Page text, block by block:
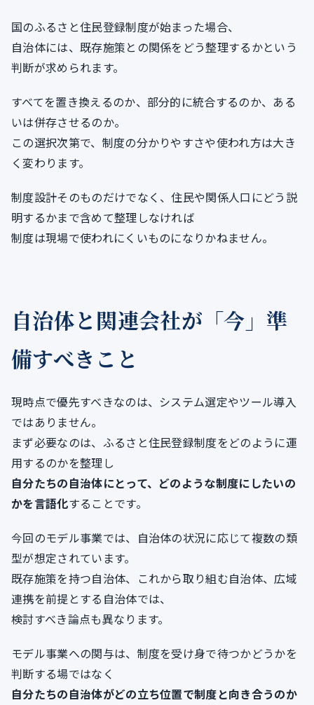
国のふるさと住民登録制度が始まった場合、
自治体には、既存施策との関係をどう整理するかという
判断が求められます。
すべてを置き換えるのか、部分的に統合するのか、ある
いは併存させるのか。
この選択次第で、制度の分かりやすさや使われ方は大き
く変わります。
制度設計そのものだけでなく、住民や関係人口にどう説
明するかまで含めて整理しなければ
制度は現場で使われにくいものになりかねません。
自治体と関連会社が「今」準
備すべきこと
現時点で優先すべきなのは、システム選定やツール導入
ではありません。
まず必要なのは、ふるさと住民登録制度をどのように運
用するのかを整理し
自分たちの自治体にとって、どのような制度にしたいの
かを言語化することです。
今回のモデル事業では、自治体の状況に応じて複数の類
型が想定されています。
既存施策を持つ自治体、これから取り組む自治体、広域
連携を前提とする自治体では、
検討すべき論点も異なります。
モデル事業への関与は、制度を受け身で待つかどうかを
判断する場ではなく
自分たちの自治体がどの立ち位置で制度と向き合うのか